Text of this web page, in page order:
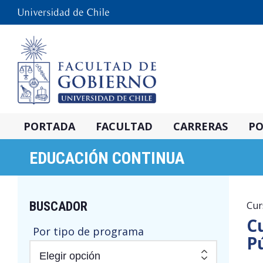
PORTADA FACULTAD CARRERAS
EDUCACIÓN CONTINUA
BUSCADOR
Por tipo de programa